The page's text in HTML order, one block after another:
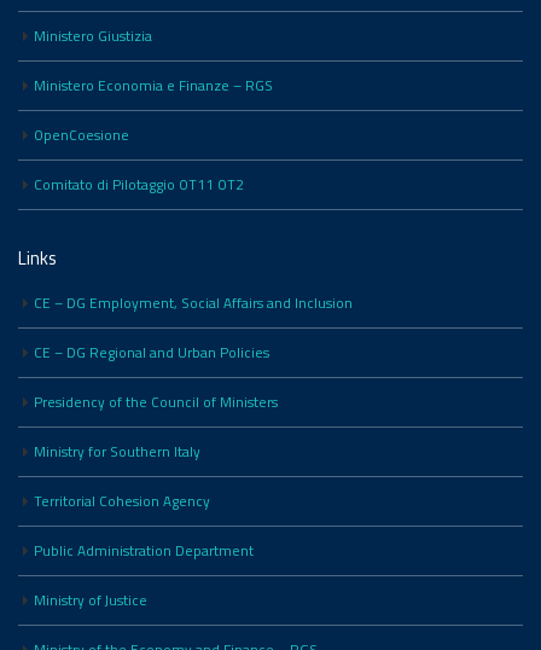
Ministero Giustizia
Ministero Economia e Finanze – RGS
OpenCoesione
Comitato di Pilotaggio OT11 OT2
Links
CE – DG Employment, Social Affairs and Inclusion
CE – DG Regional and Urban Policies
Presidency of the Council of Ministers
Ministry for Southern Italy
Territorial Cohesion Agency
Public Administration Department
Ministry of Justice